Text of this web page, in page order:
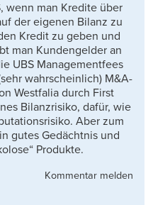
wenn man Kredite über
der eigenen Bilanz zu
Kredit zu geben und
man Kundengelder an
UBS Managementfees
wahrscheinlich) M&A-
Westfalia durch First
Bilanzrisiko, dafür, wie
Aber zum
gutes Gedächtnis und
Produkte.
Kommentar melden